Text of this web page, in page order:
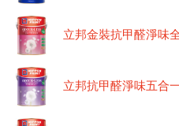
立邦金裝抗甲醛淨味
立邦抗甲醛淨味五合